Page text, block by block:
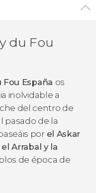
du Fou
Fou España os
inolvidable a
del centro de
pasado de la
por el Askar
Arrabal y la
de época de